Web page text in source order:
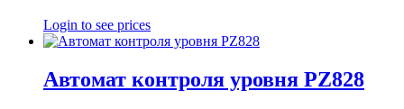
Login to see prices
Автомат контроля уровня PZ828